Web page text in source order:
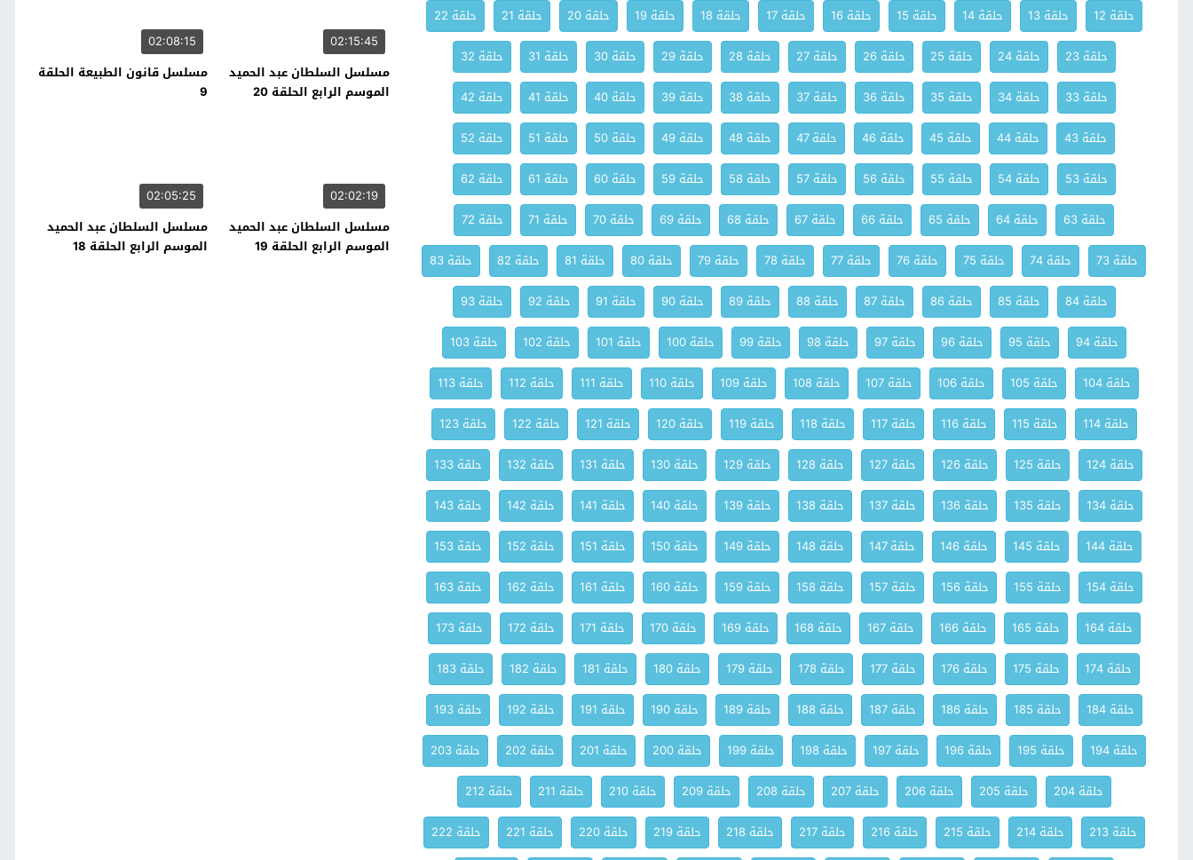
حلقة 12
حلقة 13 حلقة 14 حلقة 15 حلقة 16 حلقة 17 حلقة 18 حلقة 19 حلقة 20 حلقة 21
حلقة 22
حلقة 23
حلقة 24 حلقة 25 حلقة 26 حلقة 27 حلقة 28 حلقة 29 حلقة 30 حلقة 31
حلقة 32
حلقة 33
حلقة 34 حلقة 35 حلقة 36 حلقة 37 حلقة 38 حلقة 39 حلقة 40 حلقة 41
حلقة 42
حلقة 43
حلقة 44 حلقة 45 حلقة 46 حلقة 47 حلقة 48 حلقة 49 حلقة 50 حلقة 51
حلقة 52
حلقة 53
حلقة 54 حلقة 55 حلقة 56 حلقة 57 حلقة 58 حلقة 59 حلقة 60 حلقة 61
حلقة 62
حلقة 63
حلقة 64 حلقة 65 حلقة 66 حلقة 67 حلقة 68 حلقة 69 حلقة 70 حلقة 71
حلقة 72
حلقة 73
حلقة 74 حلقة 75 حلقة 76 حلقة 77 حلقة 78 حلقة 79 حلقة 80 حلقة 81 حلقة 82
حلقة 83
حلقة 84
حلقة 85 حلقة 86 حلقة 87 حلقة 88 حلقة 89 حلقة 90 حلقة 91 حلقة 92
حلقة 93
حلقة 94
حلقة 95 حلقة 96 حلقة 97 حلقة 98 حلقة 99 حلقة 100 حلقة 101 حلقة 102
حلقة 103
حلقة 104
حلقة 105 حلقة 106 حلقة 107 حلقة 108 حلقة 109 حلقة 110 حلقة 111 حلقة 112
حلقة 113
حلقة 114
حلقة 115 حلقة 116 حلقة 117 حلقة 118 حلقة 119 حلقة 120 حلقة 121 حلقة 122
حلقة 123
حلقة 124
حلقة 125 حلقة 126 حلقة 127 حلقة 128 حلقة 129 حلقة 130 حلقة 131 حلقة 132
حلقة 133
حلقة 134
حلقة 135 حلقة 136 حلقة 137 حلقة 138 حلقة 139 حلقة 140 حلقة 141 حلقة 142
حلقة 143
حلقة 144
حلقة 145 حلقة 146 حلقة 147 حلقة 148 حلقة 149 حلقة 150 حلقة 151 حلقة 152
حلقة 153
حلقة 154
حلقة 155 حلقة 156 حلقة 157 حلقة 158 حلقة 159 حلقة 160 حلقة 161 حلقة 162
حلقة 163
حلقة 164
حلقة 165 حلقة 166 حلقة 167 حلقة 168 حلقة 169 حلقة 170 حلقة 171 حلقة 172
حلقة 173
حلقة 174
حلقة 175 حلقة 176 حلقة 177 حلقة 178 حلقة 179 حلقة 180 حلقة 181 حلقة 182
حلقة 183
حلقة 184
حلقة 185 حلقة 186 حلقة 187 حلقة 188 حلقة 189 حلقة 190 حلقة 191 حلقة 192
حلقة 193
حلقة 194
حلقة 195 حلقة 196 حلقة 197 حلقة 198 حلقة 199 حلقة 200 حلقة 201 حلقة 202
حلقة 203
حلقة 204
حلقة 205 حلقة 206 حلقة 207 حلقة 208 حلقة 209 حلقة 210 حلقة 211
حلقة 212
حلقة 213
حلقة 214 حلقة 215 حلقة 216 حلقة 217 حلقة 218 حلقة 219 حلقة 220 حلقة 221
حلقة 222
02:15:45
مسلسل السلطان عبد الحميد
الموسم الرابع الحلقة 20
02:08:15
مسلسل قانون الطبيعة الحلقة
9
02:02:19
مسلسل السلطان عبد الحميد
الموسم الرابع الحلقة 19
02:05:25
مسلسل السلطان عبد الحميد
الموسم الرابع الحلقة 18